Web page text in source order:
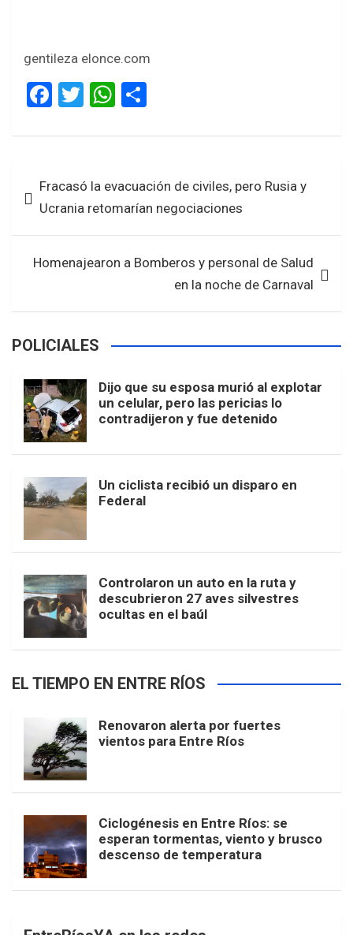
gentileza elonce.com
F
ce
o
o
k
T
tt
W
at
A
p
p
ar
de Fracasó la evacuación de civiles, pero Rusia y
Ucrania retomarían negociaciones
Homenajearon a Bomberos y personal de Salud
en la noche de Carnaval
POLICIALES
Dijo que su esposa murió al explotar
un celular, pero las pericias lo
contradijeron y fue detenido
Un ciclista recibió un disparo en
Federal
Controlaron un auto en la ruta y
descubrieron 27 aves silvestres
ocultas en el baúl
EL TIEMPO EN ENTRE RÍOS
Renovaron alerta por fuertes
vientos para Entre Ríos
Ciclogénesis en Entre Ríos: se
esperan tormentas, viento y brusco
descenso de temperatura